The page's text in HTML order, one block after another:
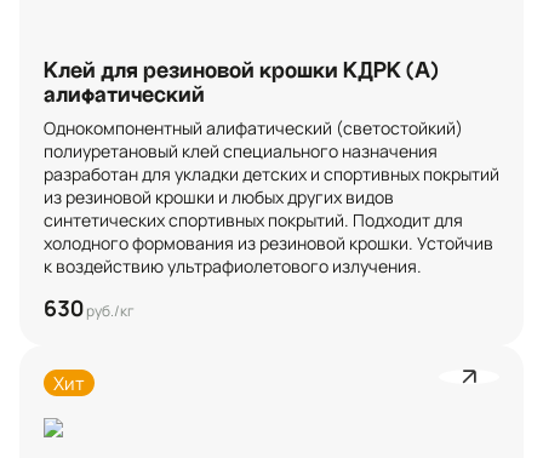
Клей для резиновой крошки КДРК (А)
алифатический
Однокомпонентный алифатический (светостойкий)
полиуретановый клей специального назначения
разработан для укладки детских и спортивных покрытий
из резиновой крошки и любых других видов
синтетических спортивных покрытий. Подходит для
холодного формования из резиновой крошки. Устойчив
к воздействию ультрафиолетового излучения.
630руб./кг
Хит